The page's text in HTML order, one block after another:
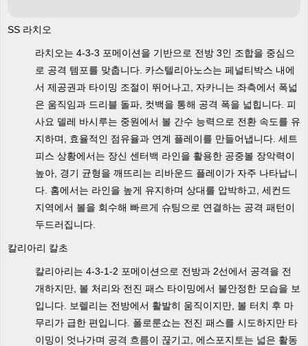
SS 라치오
라치오는 4-3-3 포메이션을 기반으로 전방 3인 조합을 중심으
로 공격 템포를 맞춥니다. 카스텔리아노스는 페널티박스 내에
서 제공권과 타이밍 조절이 뛰어나고, 자카니는 좌측에서 폭넓
은 움직임과 드리블 돌파, 컷백을 통해 공격 폭을 넓힙니다. 피
사요 델레 바시루는 중원에서 볼 간수 능력으로 전환 속도를 유
지하며, 효율적인 점유율과 연계 플레이를 만들어냅니다. 세트
피스 상황에서는 장신 센터백 라인을 활용한 공중볼 장악력이
높아, 경기 균형을 깨뜨리는 리바운드 플레이가 자주 나타납니
다. 홈에서는 라인을 높게 유지하며 상대를 압박하고, 세컨드
지역에서 볼을 회수해 빠르게 슈팅으로 연결하는 공격 패턴이
두드러집니다.
칼리아리 칼초
칼리아리는 4-3-1-2 포메이션으로 전방과 2선에서 공격을 전
개하지만, 볼 처리와 전진 패스 타이밍에서 불안정한 모습을 보
입니다. 보렐리는 전방에서 활발히 움직이지만, 볼 터치 후 마
무리가 급한 편입니다. 폴로룬쇼는 전진 패스를 시도하지만 타
이밍이 엇나가며 공격 흐름이 끊기고, 에스포지토는 넓은 활동